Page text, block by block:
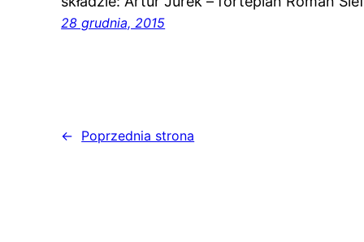
28 grudnia, 2015
← Poprzednia strona